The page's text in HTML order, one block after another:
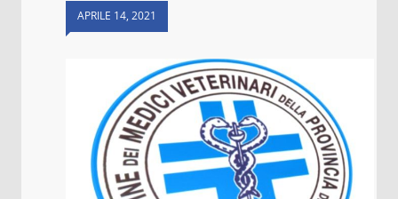
APRILE 14, 2021